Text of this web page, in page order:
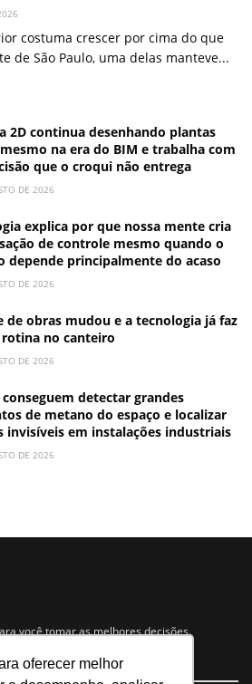
oferecer melhor
costuma crescer por cima do que
de São Paulo, uma delas manteve...
2D continua desenhando plantas
na era do BIM e trabalha com
que o croqui não entrega
DE 2026
explica por que nossa mente cria
de controle mesmo quando o
depende principalmente do acaso
DE 2026
de obras mudou e a tecnologia já faz
no canteiro
DE 2026
detectar grandes
de metano do espaço e localizar
invisíveis em instalações industriais
DE 2026
você tomar as melhores decisões.